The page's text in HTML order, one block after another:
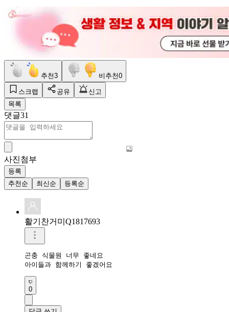
추천3 비추천0
스크랩 공유
신고
목록
댓글31
사진첨부
등록
추천순
최신순 등록순
활기찬거미Q1817693
곤충 식물원 너무 좋네요
아이들과 함께하기 좋겠어요
0